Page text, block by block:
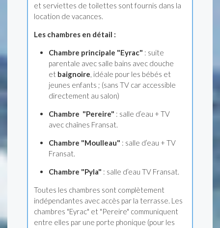
et serviettes de toilettes sont fournis dans la
location de vacances.
Les chambres en détail :
Chambre principale "Eyrac" : suite
parentale avec salle bains avec douche
et baignoire, idéale pour les bébés et
jeunes enfants ; (sans TV car accessible
directement au salon)
Chambre "Pereire" : salle d’eau + TV
avec chaînes Fransat.
Chambre "Moulleau" : salle d’eau + TV
Fransat.
Chambre "Pyla" : salle d’eau TV Fransat.
Toutes les chambres sont complètement
indépendantes avec accès par la terrasse. Les
chambres "Eyrac" et "Pereire" communiquent
entre elles par une porte phonique (pour les